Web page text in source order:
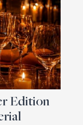
Edition